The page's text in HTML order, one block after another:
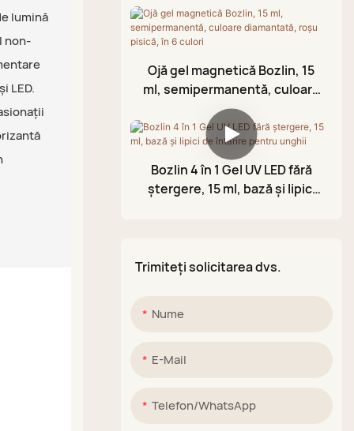
lumină
non-
LED.
cauciuc
Strat de acoperire fără
ștergere
Gel de ștampilare
Ulei pentru cuticule
Gel din folie
Gel de modelare 3D
Oja cu gel craclă
Stilou cu vopsea acrilică
Paletă de noroi
OEM
Ojă gel magnetică Bozlin, 15
ml, semipermanentă, culoare
diamantată, roșu pisică, în 6
culori
Bozlin 4 în 1 Gel UV LED fără
ștergere, 15 ml, bază și lipici
Trimiteți solicitarea dvs.
Nume
E-Mail
Telefon/WhatsApp